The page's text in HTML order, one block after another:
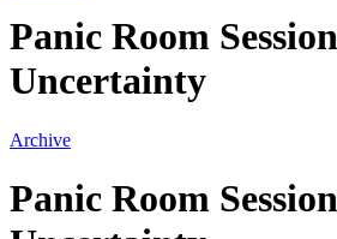
Panic Room
Uncertainty
Archive
Panic Room